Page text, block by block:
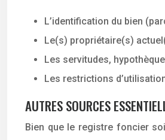
L’identification du bien
Le(s) propriétaire(s)
Les servitudes,
Les restrictions
AUTRES SOURCES
Bien que le registre foncier